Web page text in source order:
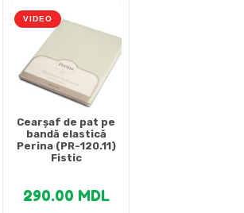
VIDEO
Cearșaf de pat pe
bandă elastică
Perina (PR-120.11)
Fistic
290.00 MDL